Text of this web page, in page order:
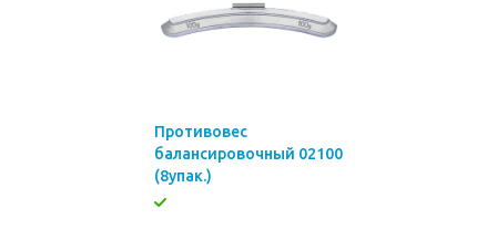
Противовес
балансировочный 02100
(8упак.)